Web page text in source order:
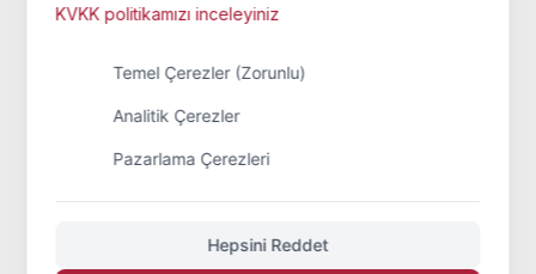
KVKK politikamızı inceleyiniz
Temel Çerezler (Zorunlu)
Analitik Çerezler
Pazarlama Çerezleri
Hepsini Reddet
Anasayfa
Kalite Politikası